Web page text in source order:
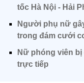
tốc Hà Nội - Hải
Người phụ nữ
trong đám cưới
Nữ phóng viên
trực tiếp